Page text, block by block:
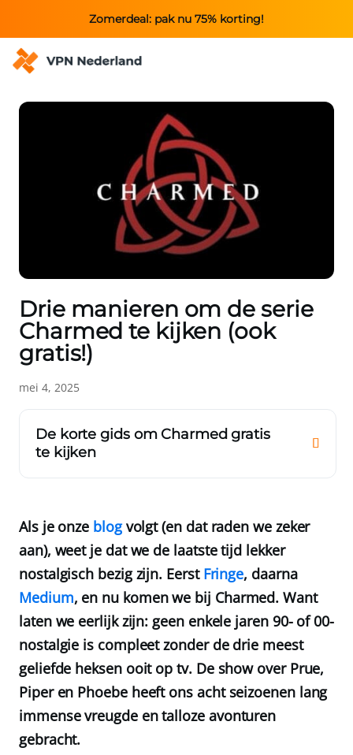
Zomerdeal: pak nu 75% korting!
Drie manieren om de serie
Charmed te kijken (ook
gratis!)
mei 4, 2025
De korte gids om Charmed gratis
te kijken
Als je onze blogvolgt (en dat raden we zeker
aan), weet je dat we de laatste tijd lekker
nostalgisch bezig zijn. Eerst Fringe, daarna
Medium, en nu komen we bij Charmed. Want
laten we eerlijk zijn: geen enkele jaren 90- of 00-
nostalgie is compleet zonder de drie meest
geliefde heksen ooit op tv. De show over Prue,
Piper en Phoebe heeft ons acht seizoenen lang
immense vreugde en talloze avonturen
gebracht.